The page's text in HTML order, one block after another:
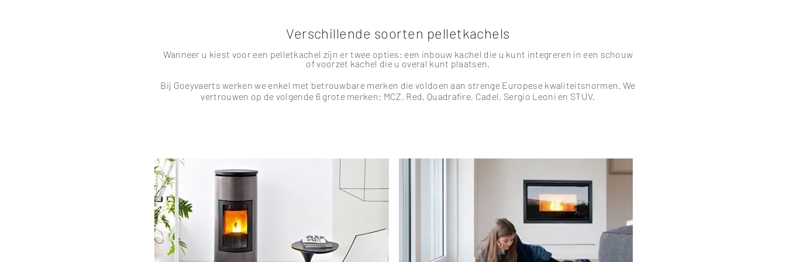
Verschillende soorten pelletkachels
Wanneer u kiest voor een pelletkachel zijn er twee opties: een inbouw kachel die u kunt integreren in een schouw
ofvoorzet kachel die u overal kunt plaatsen.
Bij Goeyvaerts werken we enkel met betrouwbare merken die voldoen aan strenge Europese kwaliteitsnormen. We
vertrouwen op de volgende 6 grote merken: MCZ, Red, Quadrafire, Cadel, Sergio Leoni en STUV.